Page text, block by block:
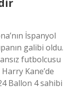
İspanyol
galibi oldu.
futbolcusu
Kane’de
Ballon 4 sahibi